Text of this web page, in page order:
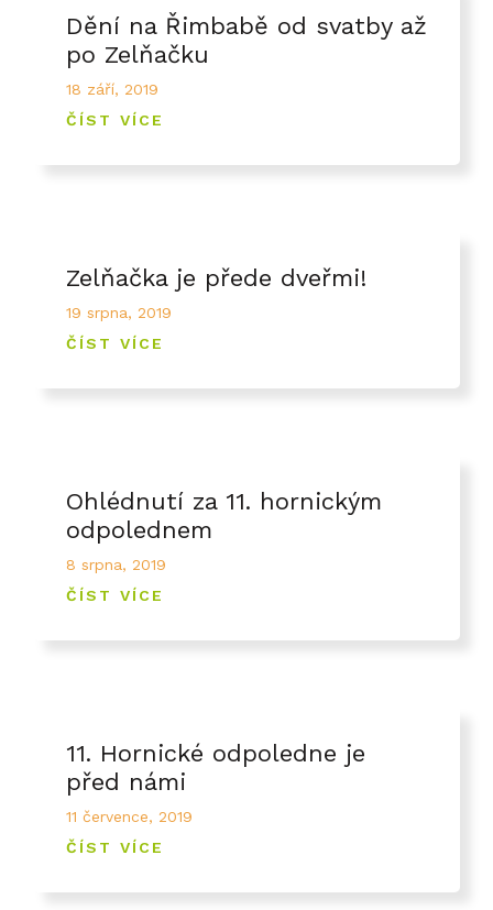
Dění na Řimbabě od svatby až
po Zelňačku
18 září, 2019
ČÍST VÍCE
Zelňačka je přede dveřmi!
19 srpna, 2019
ČÍST VÍCE
Ohlédnutí za 11. hornickým
odpolednem
8 srpna, 2019
ČÍST VÍCE
11. Hornické odpoledne je
před námi
11 července, 2019
ČÍST VÍCE